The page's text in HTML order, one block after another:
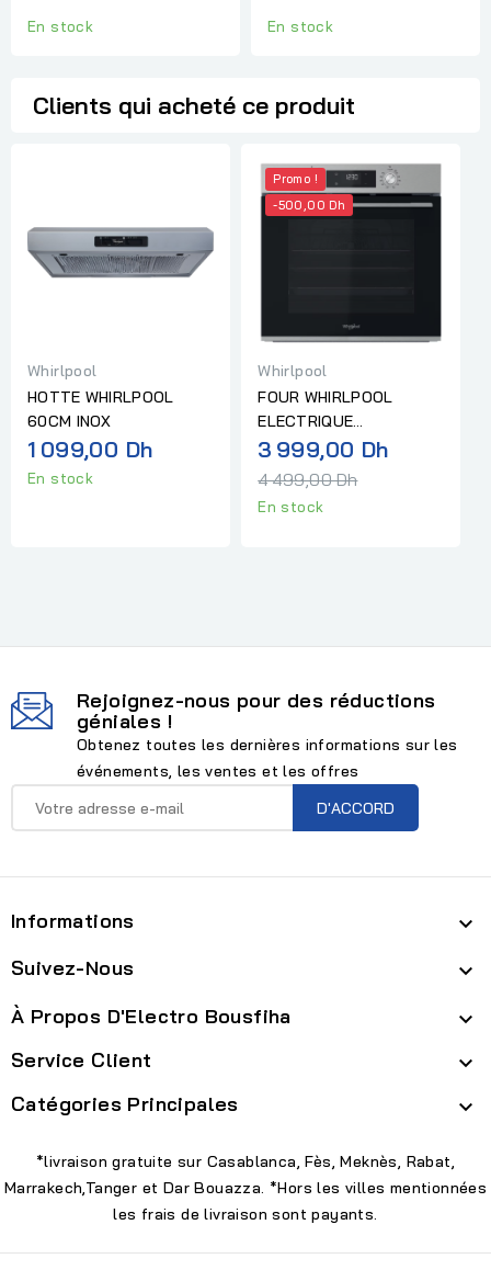
En stock En stock
Clients qui acheté ce produit
Whirlpool
HOTTE WHIRLPOOL
60CM INOX
1 099,00 Dh
En stock
Promo !
-500,00 Dh
Whirlpool
FOUR WHIRLPOOL
ELECTRIQUE
MULTIFONCTION
CHALEUR PULSÉE INOX
3 999,00 DhPrix
4 499,00 Dh
En stock
Rejoignez-nous pour des réductions
géniales !
Obtenez toutes les dernières informations sur les
événements, les ventes et les offres
Informations 
Suivez-Nous 
À Propos D'Electro Bousfiha 
Service Client 
Catégories Principales 
*livraison gratuite sur Casablanca, Fès, Meknès, Rabat,
Marrakech,Tanger et Dar Bouazza. *Hors les villes mentionnées
les frais de livraison sont payants.